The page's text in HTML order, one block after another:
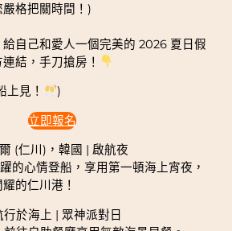
嚴格把關時間！)
自己和愛人一個完美的 2026 夏日假
結，手刀搶房！
上見！ )
立即報名
(仁川)，韓國 | 啟航夜
的心情登船，享用第一頓海上宵夜，
的仁川港！
行於海上 | 眾神派對日